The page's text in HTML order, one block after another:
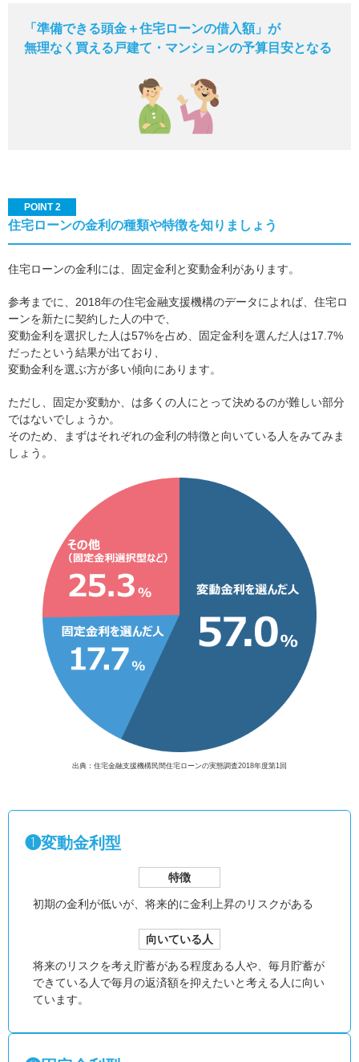
「準備できる頭金＋住宅ローンの借入額」が
無理なく買える戸建て・マンションの予算目安となる
POINT 2
住宅ローンの金利の種類や特徴を知りましょう
住宅ローンの金利には、固定金利と変動金利があります。
参考までに、2018年の住宅金融支援機構のデータによれば、住宅ロ
ーンを新たに契約した人の中で、
変動金利を選択した人は57%を占め、固定金利を選んだ人は17.7%
だったという結果が出ており、
変動金利を選ぶ方が多い傾向にあります。
ただし、固定か変動か、は多くの人にとって決めるのが難しい部分
ではないでしょうか。
そのため、まずはそれぞれの金利の特徴と向いている人をみてみま
しょう。
出典：住宅金融支援機構民間住宅ローンの実態調査2018年度第1回
❶変動金利型
特徴
初期の金利が低いが、 将来的に金利上昇のリスクがある
向いている人
将来のリスクを考え貯蓄がある程度ある人や、毎月貯蓄が
できている人で毎月の返済額を抑えたいと考える人に向い
ています。